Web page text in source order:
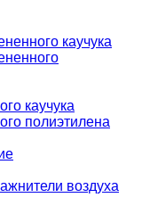
каучука
каучука
полиэтилена
воздуха